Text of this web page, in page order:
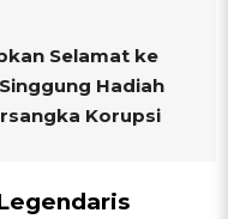
Selamat ke
Hadiah
Korupsi